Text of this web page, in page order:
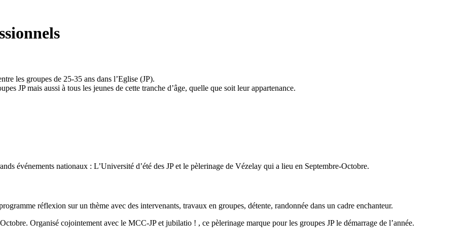
les groupes de 25-35 ans dans l’Eglise (JP).
JP mais aussi à tous les jeunes de cette tranche d’âge, quelle que soit leur appartenance.
événements nationaux : L’Université d’été des JP et le pèlerinage de Vézelay qui a lieu en Septembre-Octobre.
réflexion sur un thème avec des intervenants, travaux en groupes, détente, randonnée dans un cadre enchanteur.
Organisé cojointement avec le MCC-JP et jubilatio ! , ce pèlerinage marque pour les groupes JP le démarrage de l’année.